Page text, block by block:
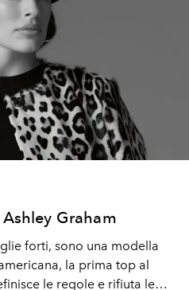
Graham
forti, sono una modella
la prima top al
le regole e rifiuta le